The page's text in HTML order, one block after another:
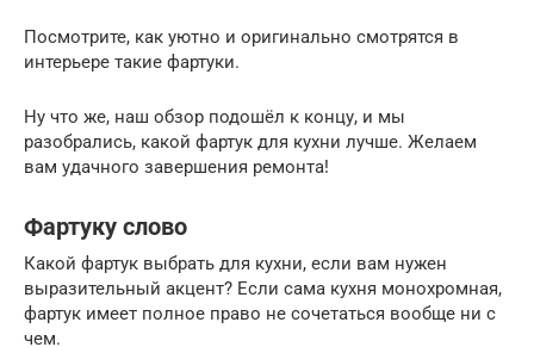
Посмотрите, как уютно и оригинально смотрятся в
интерьере такие фартуки.
Ну что же, наш обзор подошёл к концу, и мы
разобрались, какой фартук для кухни лучше. Желаем
вам удачного завершения ремонта!
Фартуку слово
Какой фартук выбрать для кухни, если вам нужен
выразительный акцент? Если сама кухня монохромная,
фартук имеет полное право не сочетаться вообще ни с
чем.